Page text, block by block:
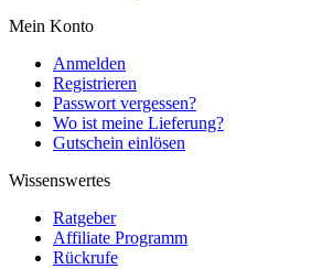
Mein Konto
Anmelden
Registrieren
Passwort vergessen?
Wo ist meine Lieferung?
Gutschein einlösen
Wissenswertes
Ratgeber
Affiliate Programm
Rückrufe